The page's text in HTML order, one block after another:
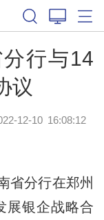
行与14
议
12-10 16:08:12
分行在郑州
展银企战略合